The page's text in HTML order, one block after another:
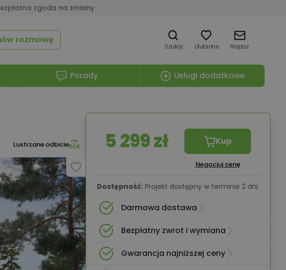
zgoda na zmiany
rozmowę
Szukaj Ulubione Napisz
Porady Usługi dodatkowe
Lustrzane odbicie 5 299 zł Kup
Negocjuj cenę
Dostępność: Projekt dostępny w terminie 2 dni.
Darmowa dostawa
Bezpłatny zwrot i wymiana
Gwarancja najniższej ceny